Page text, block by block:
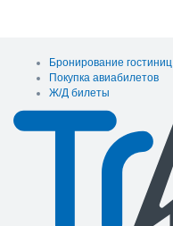
Бронирование гостиниц
Покупка авиабилетов
Ж/Д билеты